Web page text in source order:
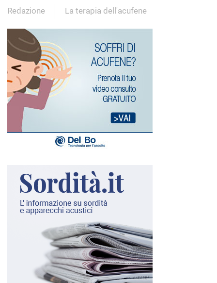
Redazione La terapia dell'acufene